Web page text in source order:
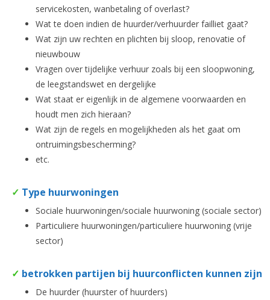
servicekosten, wanbetaling of overlast?
Wat te doen indien de huurder/verhuurder failliet gaat?
Wat zijn uw rechten en plichten bij sloop, renovatie of
nieuwbouw
Vragen over tijdelijke verhuur zoals bij een sloopwoning,
de leegstandswet en dergelijke
Wat staat er eigenlijk in de algemene voorwaarden en
houdt men zich hieraan?
Wat zijn de regels en mogelijkheden als het gaat om
ontruimingsbescherming?
etc.
✓ Type huurwoningen
Sociale huurwoningen/sociale huurwoning (sociale sector)
Particuliere huurwoningen/particuliere huurwoning (vrije
sector)
✓ betrokken partijen bij huurconflicten kunnen zijn
De huurder (huurster of huurders)